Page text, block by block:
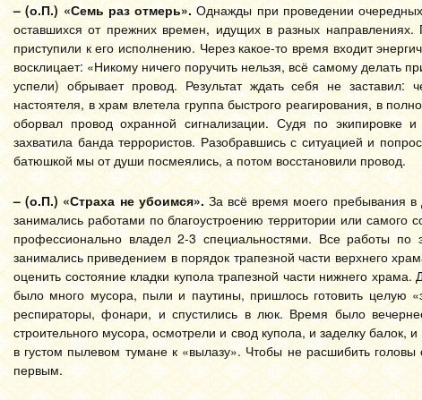
– (о.П.) «Семь раз отмерь». Однажды при проведении
оставшихся от прежних времен, идущих в разных
приступили к его исполнению. Через какое-то время входит
восклицает: «Никому ничего поручить нельзя, всё самому делать
успели) обрывает провод. Результат ждать себя не
настоятеля, в храм влетела группа быстрого реагирования, в
оборвал провод охранной сигнализации. Судя по экипировке
захватила банда террористов. Разобравшись с ситуацией и
батюшкой мы от души посмеялись, а потом восстановили провод.
– (о.П.) «Страха не убоимся». За всё время моего пребывания в
занимались работами по благоустроению территории или
профессионально владел 2-3 специальностями. Все работы
занимались приведением в порядок трапезной части верхнего
оценить состояние кладки купола трапезной части нижнего
было много мусора, пыли и паутины, пришлось готовить целую
респираторы, фонари, и спустились в люк. Время было
строительного мусора, осмотрели и свод купола, и заделку
в густом пылевом тумане к «вылазу». Чтобы не расшибить
первым.